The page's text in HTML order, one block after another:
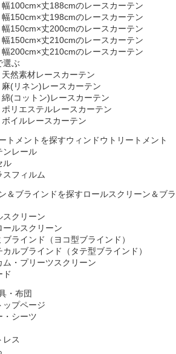
幅100cm×丈188cmのレースカーテン
幅150cm×丈198cmのレースカーテン
幅150cm×丈200cmのレースカーテン
幅150cm×丈210cmのレースカーテン
幅200cm×丈210cmのレースカーテン
選ぶ
天然素材レースカーテン
麻(リネン)レースカーテン
綿(コットン)レースカーテン
ポリエステルレースカーテン
ボイルレースカーテン
ウィンドウトリートメント
ンレール
ル
スフィルム
ロールスクリーン＆ブラ
スクリーン
ールスクリーン
ブラインド（ヨコ型ブラインド）
カルブラインド（タテ型ブラインド）
ム・プリーツスクリーン
ド
・布団
ップページ
・シーツ
レス